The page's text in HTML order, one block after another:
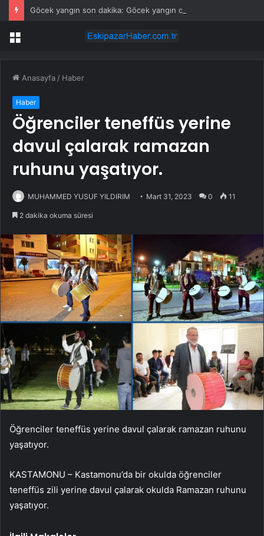
Menü
Anasayfa / Haber
Haber
Öğrenciler teneffüs yerine
davul çalarak ramazan
ruhunu yaşatıyor.
MUHAMMED YUSUF YILDIRIM Mart 31, 2023 0 11
2 dakika okuma süresi
Öğrenciler teneffüs yerine davul çalarak ramazan ruhunu
yaşatıyor.
KASTAMONU – Kastamonu’da bir okulda öğrenciler
teneffüs zili yerine davul çalarak okulda Ramazan ruhunu
yaşatıyor.